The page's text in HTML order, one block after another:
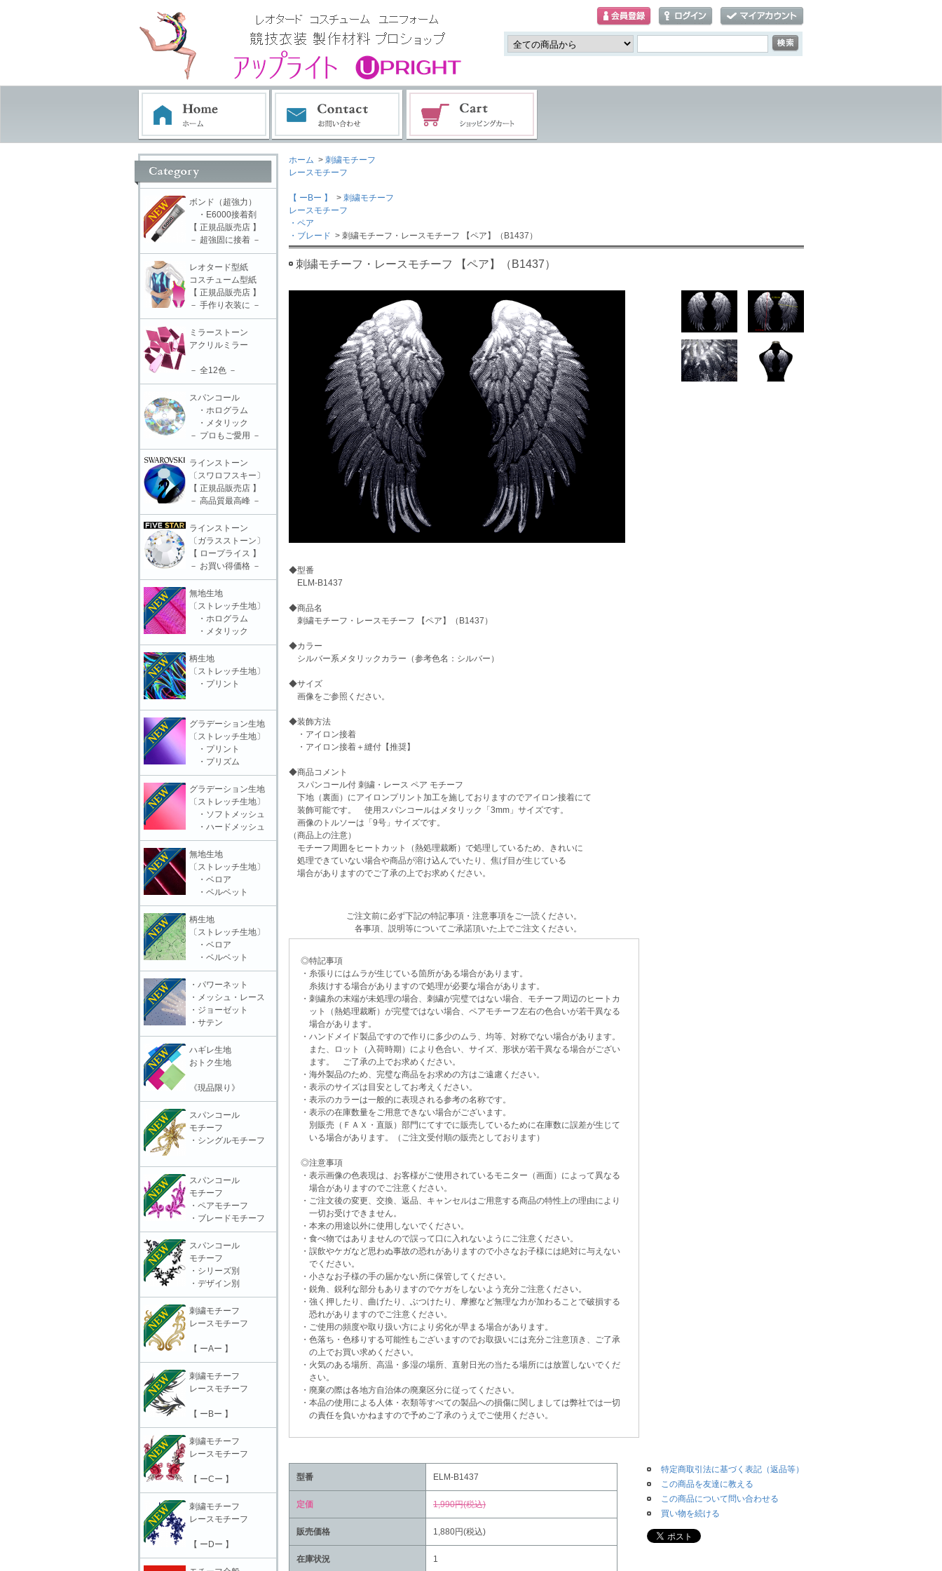
ホーム > 刺繍モチーフ
レースモチーフ
【 ーBー 】 > 刺繍モチーフ
レースモチーフ
・ペア
・ブレード > 刺繍モチーフ・レースモチーフ 【ペア】（B1437）
刺繍モチーフ・レースモチーフ 【ペア】（B1437）
◆型番
ELM-B1437
◆商品名
刺繍モチーフ・レースモチーフ 【ペア】（B1437）
◆カラー
シルバー系メタリックカラー（参考色名：シルバー）
◆サイズ
画像をご参照ください。
◆装飾方法
・アイロン接着
・アイロン接着＋縫付【推奨】
◆商品コメント
スパンコール付 刺繍・レース ペア モチーフ
下地（裏面）にアイロンプリント加工を施しておりますのでアイロン接着にて
装飾可能です。 使用スパンコールはメタリック「3mm」サイズです。
画像のトルソーは「9号」サイズです。
（商品上の注意）
モチーフ周囲をヒートカット（熱処理裁断）で処理しているため、きれいに
処理できていない場合や商品が溶け込んでいたり、焦げ目が生じている
場合がありますのでご了承の上でお求めください。
ご注文前に必ず下記の特記事項・注意事項をご一読ください。
各事項、説明等についてご承諾頂いた上でご注文ください。
◎特記事項
・糸張りにはムラが生じている箇所がある場合があります。
糸抜けする場合がありますので処理が必要な場合があります。
・刺繍糸の末端が未処理の場合、刺繍が完璧ではない場合、モチーフ周辺のヒートカ
ット（熱処理裁断）が完璧ではない場合、ペアモチーフ左右の色合いが若干異なる
場合があります。
・ハンドメイド製品ですので作りに多少のムラ、均等、対称でない場合があります。
また、ロット（入荷時期）により色合い、サイズ、形状が若干異なる場合がござい
ます。 ご了承の上でお求めください。
・海外製品のため、完璧な商品をお求めの方はご遠慮ください。
・表示のサイズは目安としてお考えください。
・表示のカラーは一般的に表現される参考の名称です。
・表示の在庫数量をご用意できない場合がございます。
別販売（ＦＡＸ・直販）部門にてすでに販売しているために在庫数に誤差が生じて
いる場合があります。（ご注文受付順の販売としております）
◎注意事項
・表示画像の色表現は、お客様がご使用されているモニター（画面）によって異なる
場合がありますのでご注意ください。
・ご注文後の変更、交換、返品、キャンセルはご用意する商品の特性上の理由により
一切お受けできません。
・本来の用途以外に使用しないでください。
・食べ物ではありませんので誤って口に入れないようにご注意ください。
・誤飲やケガなど思わぬ事故の恐れがありますので小さなお子様には絶対に与えない
でください。
・小さなお子様の手の届かない所に保管してください。
・鋭角、鋭利な部分もありますのでケガをしないよう充分ご注意ください。
・強く押したり、曲げたり、ぶつけたり、摩擦など無理な力が加わることで破損する
恐れがありますのでご注意ください。
・ご使用の頻度や取り扱い方により劣化が早まる場合があります。
・色落ち・色移りする可能性もございますのでお取扱いには充分ご注意頂き、ご了承
の上でお買い求めください。
・火気のある場所、高温・多湿の場所、直射日光の当たる場所には放置しないでくだ
さい。
・廃棄の際は各地方自治体の廃棄区分に従ってください。
・本品の使用による人体・衣類等すべての製品への損傷に関しましては弊社では一切
の責任を負いかねますので予めご了承のうえでご使用ください。
型番 ELM-B1437
定価 1,990円(税込)
販売価格 1,880円(税込)
在庫状況 1
特定商取引法に基づく表記（返品等）
この商品を友達に教える
この商品について問い合わせる
買い物を続ける
ボンド（超強力）
・E6000接着剤
【 正規品販売店 】
－ 超強固に接着 －
レオタード型紙
コスチューム型紙
【 正規品販売店 】
－ 手作り衣装に －
ミラーストーン
アクリルミラー
－ 全12色 －
スパンコール
・ホログラム
・メタリック
－ プロもご愛用 －
ラインストーン
〔スワロフスキー〕
【 正規品販売店 】
－ 高品質最高峰 －
ラインストーン
〔ガラスストーン〕
【 ロープライス 】
－ お買い得価格 －
無地生地
〔ストレッチ生地〕
・ホログラム
・メタリック
柄生地
〔ストレッチ生地〕
・プリント
グラデーション生地
〔ストレッチ生地〕
・プリント
・プリズム
グラデーション生地
〔ストレッチ生地〕
・ソフトメッシュ
・ハードメッシュ
無地生地
〔ストレッチ生地〕
・ベロア
・ベルベット
柄生地
〔ストレッチ生地〕
・ベロア
・ベルベット
・パワーネット
・メッシュ・レース
・ジョーゼット
・サテン
ハギレ生地
おトク生地
《現品限り》
スパンコール
モチーフ
・シングルモチーフ
スパンコール
モチーフ
・ペアモチーフ
・ブレードモチーフ
スパンコール
モチーフ
・シリーズ別
・デザイン別
刺繍モチーフ
レースモチーフ
【 ーAー 】
刺繍モチーフ
レースモチーフ
【 ーBー 】
刺繍モチーフ
レースモチーフ
【 ーCー 】
刺繍モチーフ
レースモチーフ
【 ーDー 】